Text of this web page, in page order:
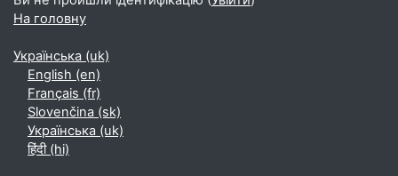
На головну
Українська ‎(uk)‎
English ‎(en)‎
Français ‎(fr)‎
Slovenčina ‎(sk)‎
Українська ‎(uk)‎
हिंदी ‎(hi)‎